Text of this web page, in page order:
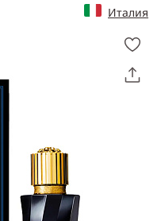
Италия
Telegram
WhatsApp